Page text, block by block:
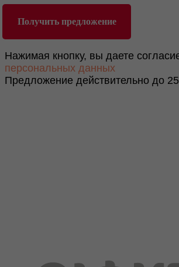
Получить предложение
Нажимая кнопку, вы даете
персональных данных
Предложение действительно до